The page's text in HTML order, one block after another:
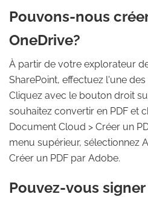
Pouvons-nous
OneDrive?
À partir de votre explorateur
SharePoint, effectuez l'une
Cliquez avec le bouton droit
souhaitez convertir en PDF et
Document Cloud > Créer un
menu supérieur, sélectionnez
Créer un PDF par Adobe.
Pouvez-vous